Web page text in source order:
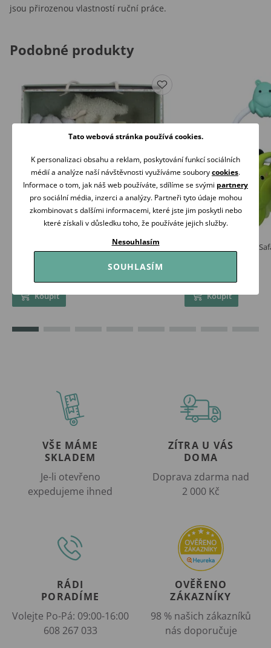
jsou přirozenou vlastností ruční práce.
Podobné produkty
Little Dutch Dárková sada Safari Friends
Koupit
Infantino Chrastítko
Koupit
VŠE MÁME
SKLADEM
Je-li otevřeno
expedujeme ihned
ZÍTRA U VÁS
DOMA
Doprava zdarma nad
2 000 Kč
RÁDI
PORADÍME
Volejte Po-Pá: 09:00-16:00
608 267 033
OVĚŘENO
ZÁKAZNÍKY
98 % našich zákazníků
nás doporučuje
Tato webová stránka používá cookies.
K personalizaci obsahu a reklam, poskytování funkcí sociálních
médií a analýze naší návštěvnosti využíváme souborycookies.
Informace o tom, jak náš web používáte, sdílíme se svými partnery
pro sociální média, inzerci a analýzy. Partneři tyto údaje mohou
zkombinovat s dalšími informacemi, které jste jim poskytli nebo
které získali v důsledku toho, že používáte jejich služby.
Nesouhlasím
SOUHLASÍM